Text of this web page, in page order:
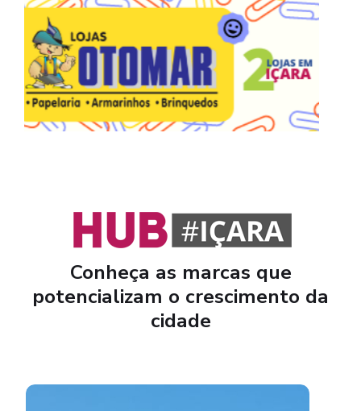
Conheça as marcas que
potencializam o crescimento da
cidade